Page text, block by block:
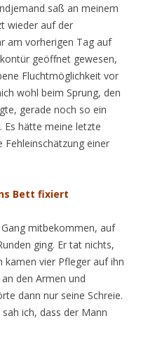
saß an meinem
wieder auf der
am vorherigen Tag auf
geöffnet gewesen,
Fluchtmöglichkeit vor
wohl beim Sprung, den
gerade noch so ein
hätte meine letzte
einer
Bett fixiert
mitbekommen, auf
ging. Er tat nichts,
kamen vier Pfleger auf ihn
den Armen und
dann nur seine Schreie.
ich, dass der Mann